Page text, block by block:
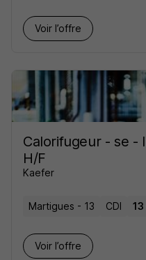
Voir l’offre
Calorifugeur - se -
H/F
Kaefer
Martigues - 13 CDI
Voir l’offre